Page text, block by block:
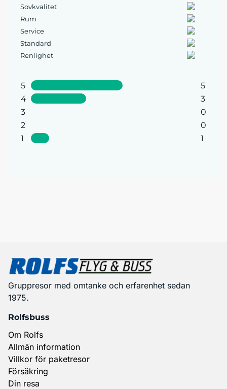
Sovkvalitet
Rum
Service
Standard
Renlighet
5
5
4
3
3
0
2
0
1
1
Gruppresor med omtanke och erfarenhet sedan
1975.
Rolfsbuss
Om Rolfs
Allmän information
Villkor för paketresor
Försäkring
Din resa